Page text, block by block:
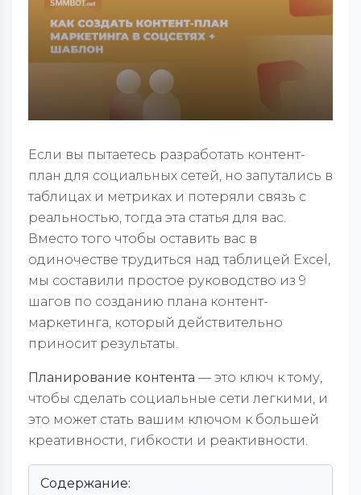
Если вы пытаетесь разработать контент-
план для социальных сетей, но запутались в
таблицах и метриках и потеряли связь с
реальностью, тогда эта статья для вас.
Вместо того чтобы оставить вас в
одиночестве трудиться над таблицей Excel,
мы составили простое руководство из 9
шагов по созданию плана контент-
маркетинга, который действительно
приносит результаты.
Планирование контента — это ключ к тому,
чтобы сделать социальные сети легкими, и
это может стать вашим ключом к большей
креативности, гибкости и реактивности.
Содержание: